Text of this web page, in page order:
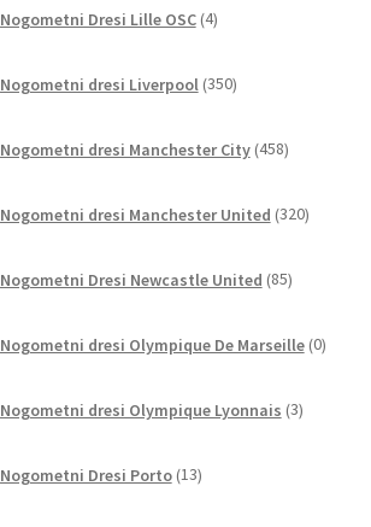
Nogometni Dresi Lille OSC 4izdelki
Nogometni dresi Liverpool 350izdelkov
Nogometni dresi Manchester City 458izdelkov
Nogometni dresi Manchester United 320izdelkov
Nogometni Dresi Newcastle United 85izdelkov
Nogometni dresi Olympique De Marseille 0
Nogometni dresi Olympique Lyonnais 3izdelki
Nogometni Dresi Porto 13izdelkov